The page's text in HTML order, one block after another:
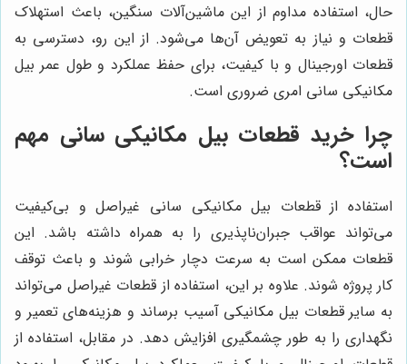
حال، استفاده مداوم از این ماشین‌آلات سنگین، باعث استهلاک
قطعات و نیاز به تعویض آن‌ها می‌شود. از این رو، دسترسی به
قطعات اورجینال و با کیفیت، برای حفظ عملکرد و طول عمر بیل
مکانیکی سانی امری ضروری است.
چرا خرید قطعات بیل مکانیکی سانی مهم
است؟
استفاده از قطعات بیل مکانیکی سانی غیراصل و بی‌کیفیت
می‌تواند عواقب جبران‌ناپذیری را به همراه داشته باشد. این
قطعات ممکن است به سرعت دچار خرابی شوند و باعث توقف
کار پروژه شوند. علاوه بر این، استفاده از قطعات غیراصل می‌تواند
به سایر قطعات بیل مکانیکی آسیب برساند و هزینه‌های تعمیر و
نگهداری را به طور چشمگیری افزایش دهد. در مقابل، استفاده از